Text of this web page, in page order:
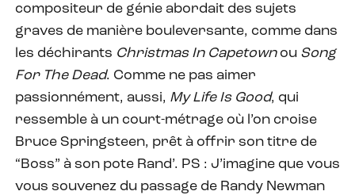
compositeur de génie abordait des sujets
graves de manière bouleversante, comme dans
les déchirants Christmas In Capetown ou Song
For The Dead. Comme ne pas aimer
passionnément, aussi, My Life Is Good, qui
ressemble à un court-métrage où l’on croise
Bruce Springsteen, prêt à offrir son titre de
“Boss” à son pote Rand’. PS : J’imagine que vous
vous souvenez du passage de Randy Newman